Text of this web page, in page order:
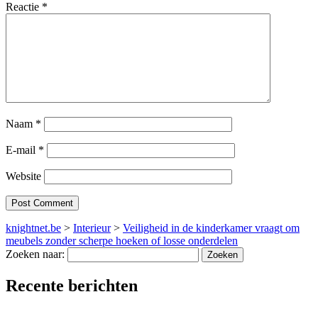
Reactie *
Naam *
E-mail *
Website
knightnet.be > Interieur> Veiligheid in de kinderkamer vraagt om
meubels zonder scherpe hoeken of losse onderdelen
Zoeken naar:
Recente berichten